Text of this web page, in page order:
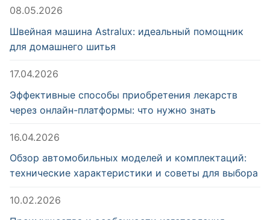
08.05.2026
Швейная машина Astralux: идеальный помощник
для домашнего шитья
17.04.2026
Эффективные способы приобретения лекарств
через онлайн-платформы: что нужно знать
16.04.2026
Обзор автомобильных моделей и комплектаций:
технические характеристики и советы для выбора
10.02.2026